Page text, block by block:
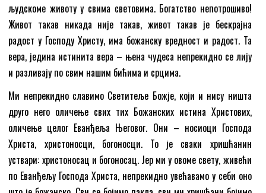
људскоме животу у свима световима. Богатство непотрошиво!
Живот такав никада није такав, живот такав је бескрајна
радост у Господу Христу, има божанску вредност и радост. Та
вера, једина истинита вера – њена чудеса непрекидно се лију
и разливају по свим нашим бићима и срцима.
Ми непрекидно славимо Светитеље Божје, који и нису ништа
друго него оличење свих тих Божанских истина Христових,
оличење целог Еванђеља Његовог. Они – носиоци Господа
Христа, христоносци, богоносци. То је сваки хришћанин
уствари: христоносац и богоносац. Јер ми у овоме свету, живећи
по Еванђељу Господа Христа, непрекидно увећавамо у себи оно